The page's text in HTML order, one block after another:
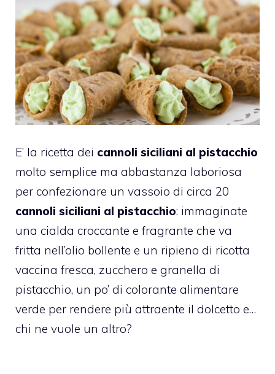
E’ la ricetta dei cannoli siciliani al pistacchio
molto semplice ma abbastanza laboriosa
per confezionare un vassoio di circa 20
cannoli siciliani al pistacchio: immaginate
una cialda croccante e fragrante che va
fritta nell’olio bollente e un ripieno di ricotta
vaccina fresca, zucchero e granella di
pistacchio, un po’ di colorante alimentare
verde per rendere più attraente il dolcetto e…
chi ne vuole un altro?